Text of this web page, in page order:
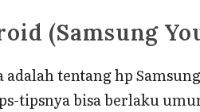
(Samsung
adalah tentang hp
tipsnya bisa berlaku